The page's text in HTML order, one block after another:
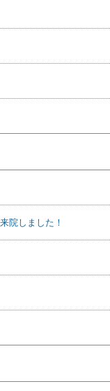
院しました！